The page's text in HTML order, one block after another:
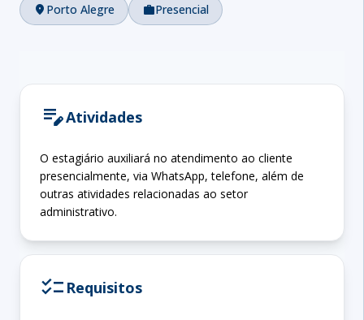
location_on Porto Alegre workPresencial
edit_noteAtividades
O estagiário auxiliará no atendimento ao cliente
presencialmente, via WhatsApp, telefone, além de
outras atividades relacionadas ao setor
administrativo.
checklist Requisitos